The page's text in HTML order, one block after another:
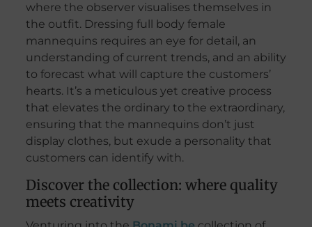
where the observer visualises themselves in
the outfit. Dressing full body female
mannequins requires an eye for detail, an
understanding of current trends, and an ability
to forecast what will capture the customers’
hearts. It’s a meticulous yet creative process
that elevates the ordinary to the extraordinary,
ensuring that the mannequins don’t just
display clothes, but exude a personality that
customers can identify with.
Discover the collection: where quality
meets creativity